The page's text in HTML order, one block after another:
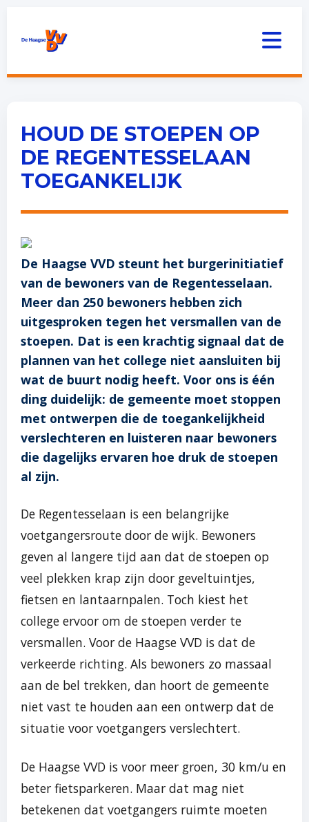
HOUD DE STOEPEN OP
DE REGENTESSELAAN
TOEGANKELIJK
De Haagse VVD steunt het burgerinitiatief
van de bewoners van de Regentesselaan.
Meer dan 250 bewoners hebben zich
uitgesproken tegen het versmallen van de
stoepen. Dat is een krachtig signaal dat de
plannen van het college niet aansluiten bij
wat de buurt nodig heeft. Voor ons is één
ding duidelijk: de gemeente moet stoppen
met ontwerpen die de toegankelijkheid
verslechteren en luisteren naar bewoners
die dagelijks ervaren hoe druk de stoepen
al zijn.
De Regentesselaan is een belangrijke
voetgangersroute door de wijk. Bewoners
geven al langere tijd aan dat de stoepen op
veel plekken krap zijn door geveltuintjes,
fietsen en lantaarnpalen. Toch kiest het
college ervoor om de stoepen verder te
versmallen. Voor de Haagse VVD is dat de
verkeerde richting. Als bewoners zo massaal
aan de bel trekken, dan hoort de gemeente
niet vast te houden aan een ontwerp dat de
situatie voor voetgangers verslechtert.
De Haagse VVD is voor meer groen, 30 km/u en
beter fietsparkeren. Maar dat mag niet
betekenen dat voetgangers ruimte moeten